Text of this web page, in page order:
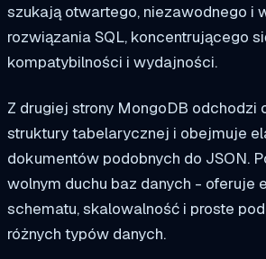
szukają otwartego, niezawodnego i
rozwiązania SQL, koncentrującego
kompatybilności i wydajności.
Z drugiej strony MongoDB odchodzi
struktury tabelarycznej i obejmuje
dokumentów podobnych do JSON.
wolnym duchu baz danych - oferuje
schematu, skalowalność i proste
różnych typów danych.